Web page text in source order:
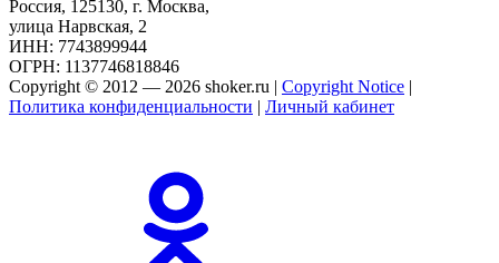
Россия, 125130, г. Москва,
улица Нарвская, 2
ИНН: 7743899944
ОГРН: 1137746818846
Copyright © 2012 — 2026 shoker.ru | Copyright Notice |
Политика конфиденциальности | Личный кабинет